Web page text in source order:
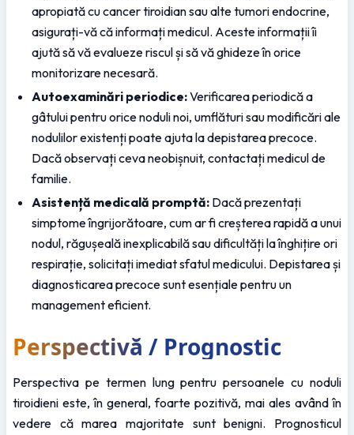
apropiată cu cancer tiroidian sau alte tumori endocrine,
asigurați-vă că informați medicul. Aceste informații îi
ajută să vă evalueze riscul și să vă ghideze în orice
monitorizare necesară.
Autoexaminări periodice: Verificarea periodică a
gâtului pentru orice noduli noi, umflături sau modificări ale
nodulilor existenți poate ajuta la depistarea precoce.
Dacă observați ceva neobișnuit, contactați medicul de
familie.
Asistență medicală promptă: Dacă prezentați
simptome îngrijorătoare, cum ar fi creșterea rapidă a unui
nodul, răgușeală inexplicabilă sau dificultăți la înghițire ori
respirație, solicitați imediat sfatul medicului. Depistarea și
diagnosticarea precoce sunt esențiale pentru un
management eficient.
Perspectivă / Prognostic
Perspectiva pe termen lung pentru persoanele cu noduli
tiroidieni este, în general, foarte pozitivă, mai ales având în
vedere că marea majoritate sunt benigni. Prognosticul